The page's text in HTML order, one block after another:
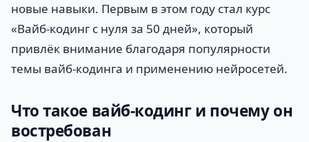
новые навыки. Первым в этом году стал курс
«Вайб-кодинг с нуля за 50 дней», который
привлёк внимание благодаря популярности
темы вайб-кодинга и применению нейросетей.
Что такое вайб-кодинг и почему он
востребован